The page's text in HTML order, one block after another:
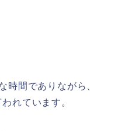
時間でありながら、
れています。